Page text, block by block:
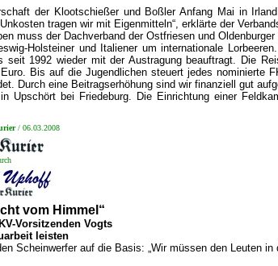
der Klootschießer und Boßler Anfang Mai in
tragen wir mit Eigenmitteln“, erklärte der
muss der Dachverband der Ostfriesen und
Holsteiner und Italiener um internatio­nale
1992 wieder mit der Austragung beauftragt. Die
Bis auf die Jugendlichen steuert jedes nominierte
Durch eine Beitragserhöhung sind wir finanziell gut
bei Friedeburg. Die Einrichtung einer
/ 06.03.2008
vom Himmel“
Vorsitzenden Vogts
leisten
Scheinwerfer auf die Basis: „Wir müssen den Leuten in